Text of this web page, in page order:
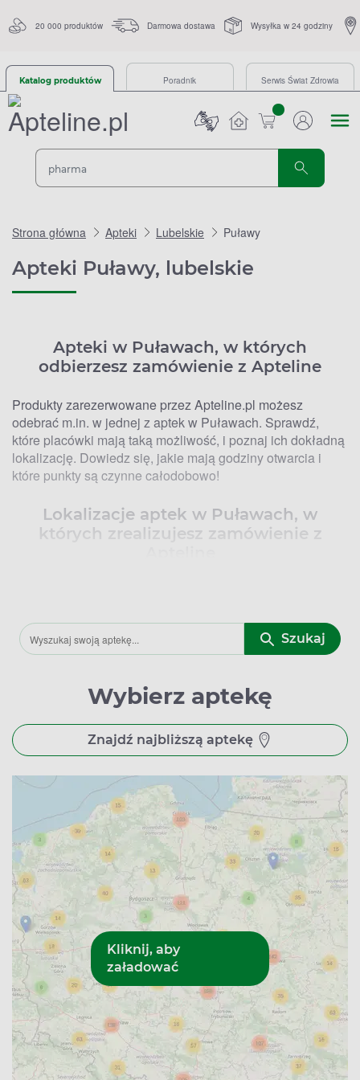
20 000 produktów Darmowa dostawa Wysyłka w 24 godziny
Katalog produktów Poradnik Serwis Świat Zdrowia
sztuk
Strona główna Apteki Lubelskie Puławy
Apteki Puławy, lubelskie
Apteki w Puławach, w których
odbierzesz zamówienie z Apteline
Produkty zarezerwowane przez Apteline.pl możesz
odebrać m.in. w jednej z aptek w Puławach. Sprawdź,
które placówki mają taką możliwość, i poznaj ich dokładną
lokalizację. Dowiedz się, jakie mają godziny otwarcia i
które punkty są czynne całodobowo!
Lokalizacje aptek w Puławach, w
których zrealizujesz zamówienie z
zarezerwowane produkty!
Apteka na ulicy Piłsudskiego 25, 24-100 Puławy
Apteka przy Szpitalu – Bema 1, 24-100 Puławy
Wyboru placówki, w której chcesz zrealizować swoją
rezerwację z Apteline.pl, dokonujesz na etapie składania
rezerwacji online. Produkty są gotowe do odbioru w
momencie, gdy otrzymasz SMS z potwierdzeniem.
Za zamówione produkty zapłacisz na miejscu, podczas ich
odbioru. Jeśli w Twojej rezerwacji znalazły się leki na
receptę, pamiętaj, że musi być ona ważna w dniu odbioru
leków.
Apteki w Puławach – godziny otwarcia
Apteka w Puławach mieszcząca się przy ulicy
Piłsudskiego 25 jest czynna w godzinach 8.00-19.00 od
poniedziałku do piątku oraz od 8.00 do 14.00 w soboty.
Apteka na ulicy Norwida 22 jest czynna od poniedziałku
do piątku między 8.00 a 20.00 oraz w soboty w godzinach
8.00-14.00. Apteka przy Szpitalu to placówka otwarta 24
godziny na dobę przez 7 dni w tygodniu.
Szukaj
Wybierz aptekę
Znajdź najbliższą aptekę